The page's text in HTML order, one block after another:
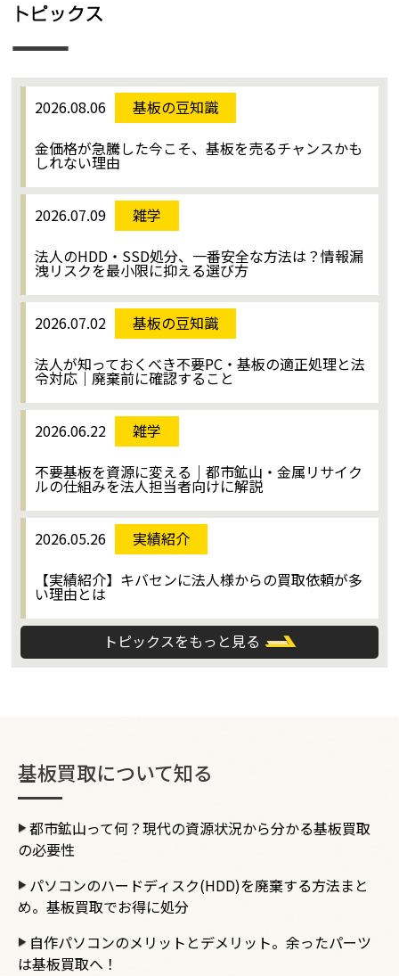
2026.08.06
基板の豆知識
金価格が急騰した今こそ、基板を売るチャンスかも
しれない理由
2026.07.09
雑学
法人のHDD・SSD処分、一番安全な方法は？情報漏
洩リスクを最小限に抑える選び方
2026.07.02
基板の豆知識
法人が知っておくべき不要PC・基板の適正処理と法
令対応｜廃棄前に確認すること
2026.06.22
雑学
不要基板を資源に変える｜都市鉱山・金属リサイク
ルの仕組みを法人担当者向けに解説
2026.05.26
実績紹介
【実績紹介】キバセンに法人様からの買取依頼が多
い理由とは
トピックスをもっと見る
基板買取について知る
都市鉱山って何？現代の資源状況から分かる基板買取
の必要性
パソコンのハードディスク(HDD)を廃棄する方法まと
め。基板買取でお得に処分
自作パソコンのメリットとデメリット。余ったパーツ
は基板買取へ！